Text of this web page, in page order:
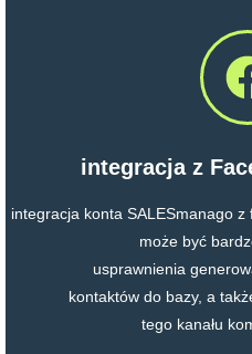
integracja z
integracja konta SALESmanago
może być
usprawnienia
kontaktów do bazy, a
tego kanału